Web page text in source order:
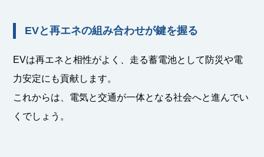
EVと再エネの組み合わせが鍵を握る
EVは再エネと相性がよく、走る蓄電池として防災や電
力安定にも貢献します。
これからは、電気と交通が一体となる社会へと進んでい
くでしょう。